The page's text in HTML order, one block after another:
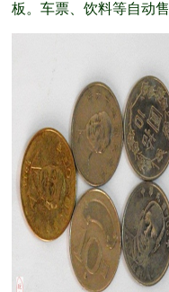
板。车票、饮料等自动